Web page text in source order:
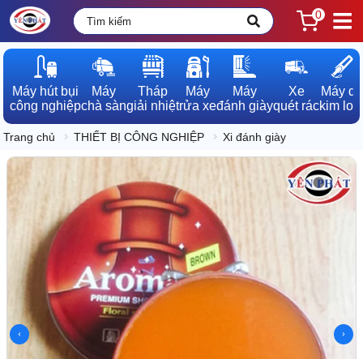
0
Máy hút bụi
công nghiệp
Máy
chà sàn
Tháp
giải nhiệt
Máy
rửa xe
Máy
đánh giày
Xe
quét rác
Máy dò
kim loại
Trang chủ THIẾT BỊ CÔNG NGHIỆP Xi đánh giày